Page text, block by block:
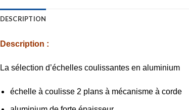
DESCRIPTION
Description :
La sélection d’échelles coulissantes en aluminium
échelle à coulisse 2 plans à mécanisme à corde